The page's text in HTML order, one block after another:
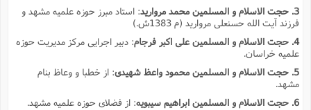
3. حجت الاسلام و المسلمین محمد مروارید
: استاد مبرز حوزه علمیه مشهد و
فرزند آیت الله حسنعلى مروارید (م 1383ش.)
4. حجت الاسلام و المسلمین على اکبر فرجام
: دبیر اجرایى مرکز مدیریت حوزه
علمیه خراسان.
5. حجت الاسلام و المسلمین محمود واعظ شهیدى
: از خطبا و وعاظ بنام
مشهد.
6. حجت الاسلام و المسلمین ابراهیم سیبویه
: از فضلاى حوزه علمیه مشهد.